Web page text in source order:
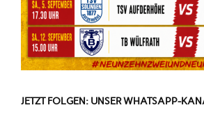
JETZT FOLGEN: UNSER WHATSAPP-